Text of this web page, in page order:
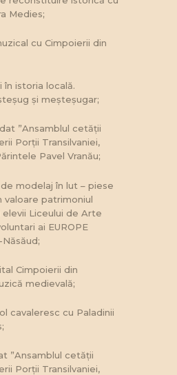
Medies;
cu Cimpoierii din
în istoria locală.
și meșteșugar;
cetății
Porții Transilvaniei,
Pavel Vranău;
în lut – piese
valoare patrimoniul
elevii Liceului de Arte
ai EUROPE
Cimpoierii din
medievală;
cavaleresc cu Paladinii
”Ansamblul cetății
Porții Transilvaniei,